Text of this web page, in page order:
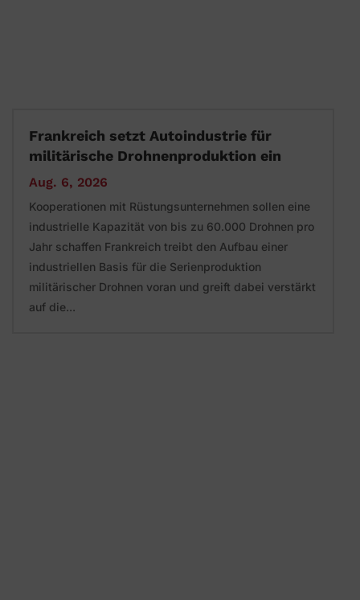
Frankreich setzt Autoindustrie für
militärische Drohnenproduktion ein
Aug. 6, 2026
Kooperationen mit Rüstungsunternehmen sollen eine
industrielle Kapazität von bis zu 60.000 Drohnen pro
Jahr schaffen Frankreich treibt den Aufbau einer
industriellen Basis für die Serienproduktion
militärischer Drohnen voran und greift dabei verstärkt
auf die...